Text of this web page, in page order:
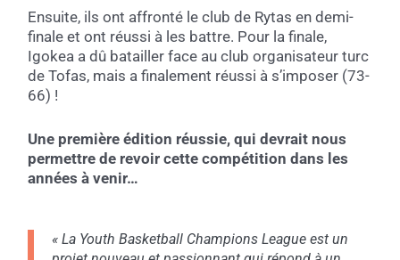
Ensuite, ils ont affronté le club de Rytas en demi-
finale et ont réussi à les battre. Pour la finale,
Igokea a dû batailler face au club organisateur turc
de Tofas, mais a finalement réussi à s’imposer (73-
66) !
Une première édition réussie, qui devrait nous
permettre de revoir cette compétition dans les
années à venir…
« La Youth Basketball Champions League est un